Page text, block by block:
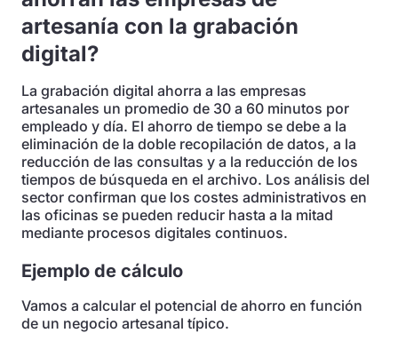
artesanía con la grabación
digital?
La grabación digital ahorra a las empresas
artesanales un promedio de 30 a 60 minutos por
empleado y día. El ahorro de tiempo se debe a la
eliminación de la doble recopilación de datos, a la
reducción de las consultas y a la reducción de los
tiempos de búsqueda en el archivo. Los análisis del
sector confirman que los costes administrativos en
las oficinas se pueden reducir hasta a la mitad
mediante procesos digitales continuos.
Ejemplo de cálculo
Vamos a calcular el potencial de ahorro en función
de un negocio artesanal típico.